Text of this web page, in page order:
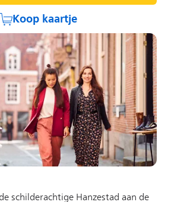
Koop kaartje